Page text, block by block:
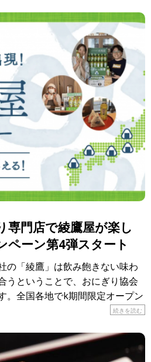
専門店で綾鷹屋が楽し
ーン第4弾スタート
の「綾鷹」は飲み飽きない味わ
うということで、おにぎり協会
。全国各地でk期間限定オープン
堂 綾鷹屋」。各地のおにぎり専
続きを読む